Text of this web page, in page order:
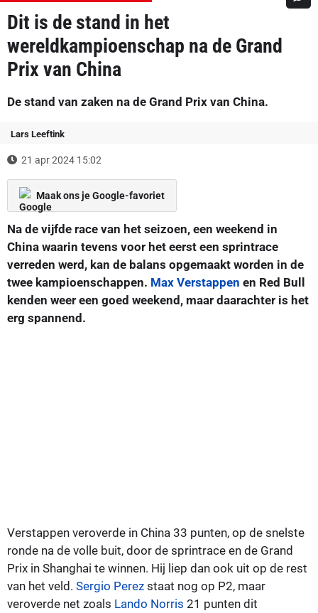
Dit is de stand in het
wereldkampioenschap na de Grand
Prix van China
De stand van zaken na de Grand Prix van China.
Lars Leeftink
21 apr 2024 15:02
Maak ons je Google-favoriet
Na de vijfde race van het seizoen, een weekend in
China waarin tevens voor het eerst een sprintrace
verreden werd, kan de balans opgemaakt worden in de
twee kampioenschappen. Max Verstappen en Red Bull
kenden weer een goed weekend, maar daarachter is het
erg spannend.
Verstappen veroverde in China 33 punten, op de snelste
ronde na de volle buit, door de sprintrace en de Grand
Prix in Shanghai te winnen. Hij liep dan ook uit op de rest
van het veld. Sergio Perez staat nog op P2, maar
veroverde net zoals Lando Norris 21 punten dit